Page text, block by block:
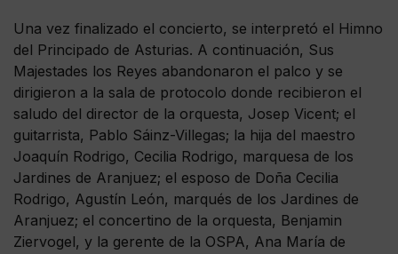
Una vez finalizado el concierto, se interpretó el Himno
del Principado de Asturias. A continuación, Sus
Majestades los Reyes abandonaron el palco y se
dirigieron a la sala de protocolo donde recibieron el
saludo del director de la orquesta, Josep Vicent; el
guitarrista, Pablo Sáinz-Villegas; la hija del maestro
Joaquín Rodrigo, Cecilia Rodrigo, marquesa de los
Jardines de Aranjuez; el esposo de Doña Cecilia
Rodrigo, Agustín León, marqués de los Jardines de
Aranjuez; el concertino de la orquesta, Benjamin
Ziervogel, y la gerente de la OSPA, Ana María de